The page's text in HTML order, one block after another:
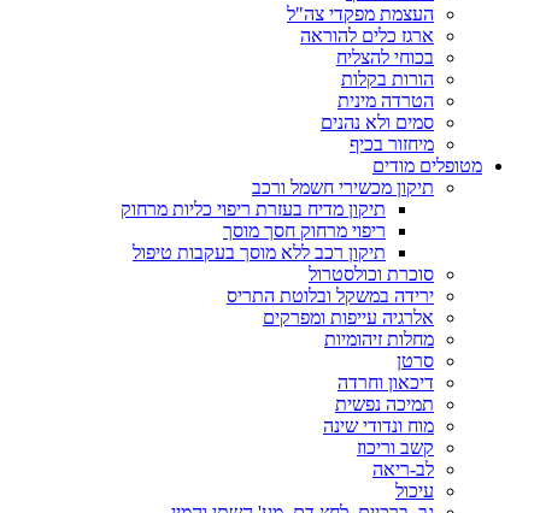
העצמת מפקדי צה"ל
ארגז כלים להוראה
בכוחי להצליח
הורות בקלות
הטרדה מינית
סמים ולא נהנים
מיחזור בכיף
מטופלים מודים
תיקון מכשירי חשמל ורכב
תיקון מדיח בעזרת ריפוי כליות מרחוק
ריפוי מרחוק חסך מוסך
תיקון רכב ללא מוסך בעקבות טיפול
סוכרת וכולסטרול
ירידה במשקל ובלוטת התריס
אלרגיה עייפות ומפרקים
מחלות זיהומיות
סרטן
דיכאון וחרדה
תמיכה נפשית
מוח ונדודי שינה
קשב וריכוז
לב-ריאה
עיכול